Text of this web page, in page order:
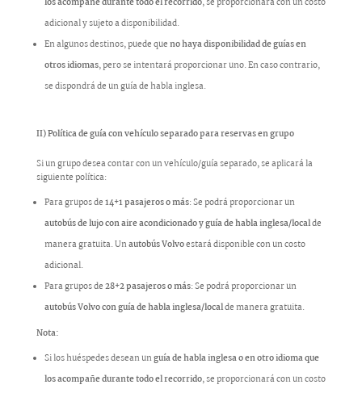
los acompañe durante todo el recorrido, se proporcionará con un costo
adicional y sujeto a disponibilidad.
En algunos destinos, puede queno haya disponibilidad de guías en
otros idiomas, pero se intentará proporcionar uno. En caso contrario,
se dispondrá de un guía de habla inglesa.
II) Política de guía con vehículo separado para reservas en grupo
Si un grupo desea contar con un vehículo/guía separado, se aplicará la
siguiente política:
Para grupos de14+1 pasajeros o más: Se podrá proporcionar un
autobús de lujo con aire acondicionado y guía de habla inglesa/localde
manera gratuita. Unautobús Volvoestará disponible con un costo
adicional.
Para grupos de28+2 pasajeros o más: Se podrá proporcionar un
autobús Volvo con guía de habla inglesa/localde manera gratuita.
Nota:
Si los huéspedes desean unguía de habla inglesa o en otro idioma que
los acompañe durante todo el recorrido, se proporcionará con un costo